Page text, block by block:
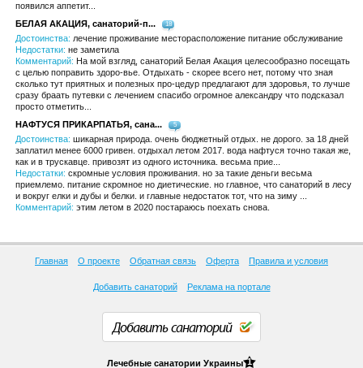
появился аппетит...
БЕЛАЯ АКАЦИЯ, санаторий-п...
18
Достоинства: лечение проживание месторасположение питание обслуживание
Недостатки: не заметила
Комментарий: На мой взгляд, санаторий Белая Акация целесообразно посещать
с целью поправить здоро-вье. Отдыхать - скорее всего нет, потому что зная
сколько тут приятных и полезных про-цедур предлагают для здоровья, то лучше
сразу браать путевки с лечением спасибо огромное александру что подсказал
просто отметить...
НАФТУСЯ ПРИКАРПАТЬЯ, сана...
5
Достоинства: шикарная природа. очень бюджетный отдых. не дорого. за 18 дней
заплатил менее 6000 гривен. отдыхал летом 2017. вода нафтуся точно такая же,
как и в трускавце. привозят из одного источника. весьма прие...
Недостатки: скромные условия проживания. но за такие деньги весьма
приемлемо. питание скромное но диетические. но главное, что санаторий в лесу
и вокруг елки и дубы и белки. и главные недостаток тот, что на зиму ...
Комментарий: этим летом в 2020 постараюсь поехать снова.
Главная О проекте Обратная связь Оферта Правила и условия
Добавить санаторий Реклама на портале
Лечебные санатории Украины 1
Добавить санаторий